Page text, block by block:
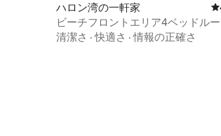
ハロン湾の一軒家
ビーチフロントエリア4ベッドルー
ラ｜専用ジャグジー+サウナ
清潔さ ·快適さ ·情報の正確さ